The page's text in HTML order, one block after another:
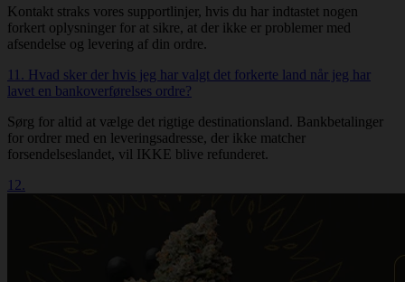
Kontakt straks vores supportlinjer, hvis du har indtastet nogen
forkert oplysninger for at sikre, at der ikke er problemer med
afsendelse og levering af din ordre.
11. Hvad sker der hvis jeg har valgt det forkerte land når jeg har
lavet en bankoverførelses ordre?
Sørg for altid at vælge det rigtige destinationsland. Bankbetalinger
for ordrer med en leveringsadresse, der ikke matcher
forsendelseslandet, vil IKKE blive refunderet.
12.